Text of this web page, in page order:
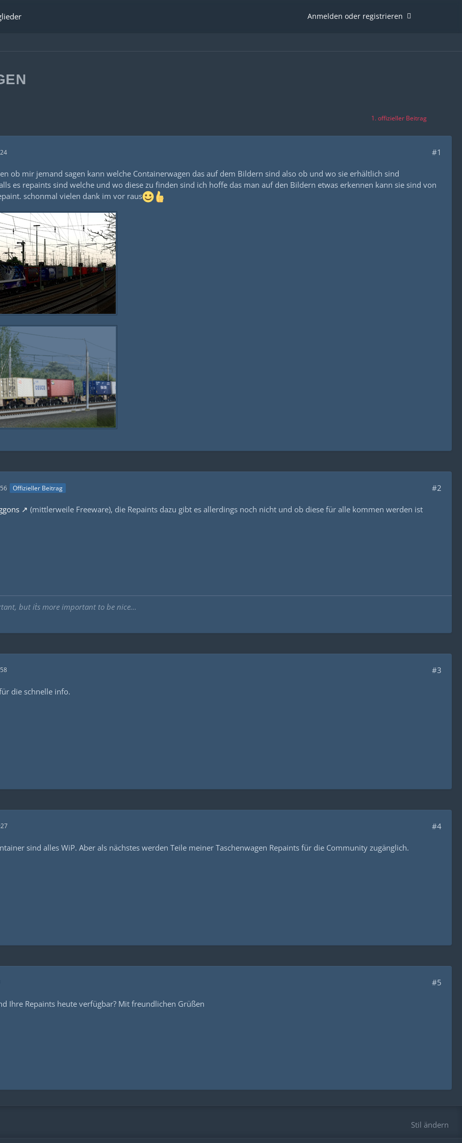
Anmelden oder registrieren
1. offizieller Beitrag
#1
ob mir jemand sagen kann welche Containerwagen das auf dem Bildern sind also ob und wo sie erhältlich sind
es repaints sind welche und wo diese zu finden sind ich hoffe das man auf den Bildern etwas erkennen kann sie sind von
schonmal vielen dank im vor raus
Offizieller Beitrag #2
(mittlerweile Freeware), die Repaints dazu gibt es allerdings noch nicht und ob diese für alle kommen werden ist
but it`s more important to be nice...
#3
die schnelle info.
#4
sind alles WiP. Aber als nächstes werden Teile meiner Taschenwagen Repaints für die Community zugänglich.
#5
Ihre Repaints heute verfügbar? Mit freundlichen Grüßen
Stil ändern